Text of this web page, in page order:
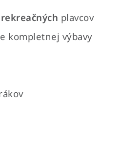
rekreačných plavcov
kompletnej výbavy